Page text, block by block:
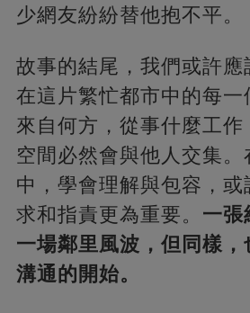
少網友紛紛替他抱不平。
故事的結尾，我們或許應
在這片繁忙都市中的每一
來自何方，從事什麼工作
空間必然會與他人交集。
中，學會理解與包容，或
求和指責更為重要。 一張
一場鄰里風波，但同樣
溝通的開始。